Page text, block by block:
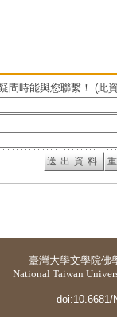
問時能與您聯繫！ (此
臺灣大學文學院佛
National Taiwan
doi:10.6681/